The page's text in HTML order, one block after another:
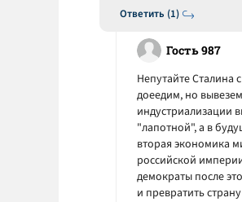
Ответить (1)
Гость 987
Непутайте Сталина
доеедим, но
индустриализации
"лапотной", а в
вторая экономика
российской
демократы после
и превратить